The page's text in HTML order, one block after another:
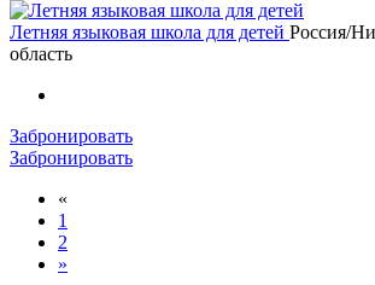
Летняя языковая школа для детей Россия/
область
Забронировать
Забронировать
«
1
2
»